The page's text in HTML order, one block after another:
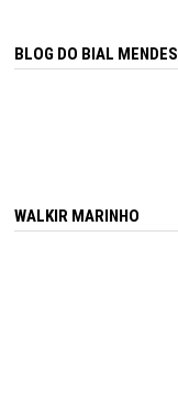
BLOG DO BIAL MENDES
WALKIR MARINHO